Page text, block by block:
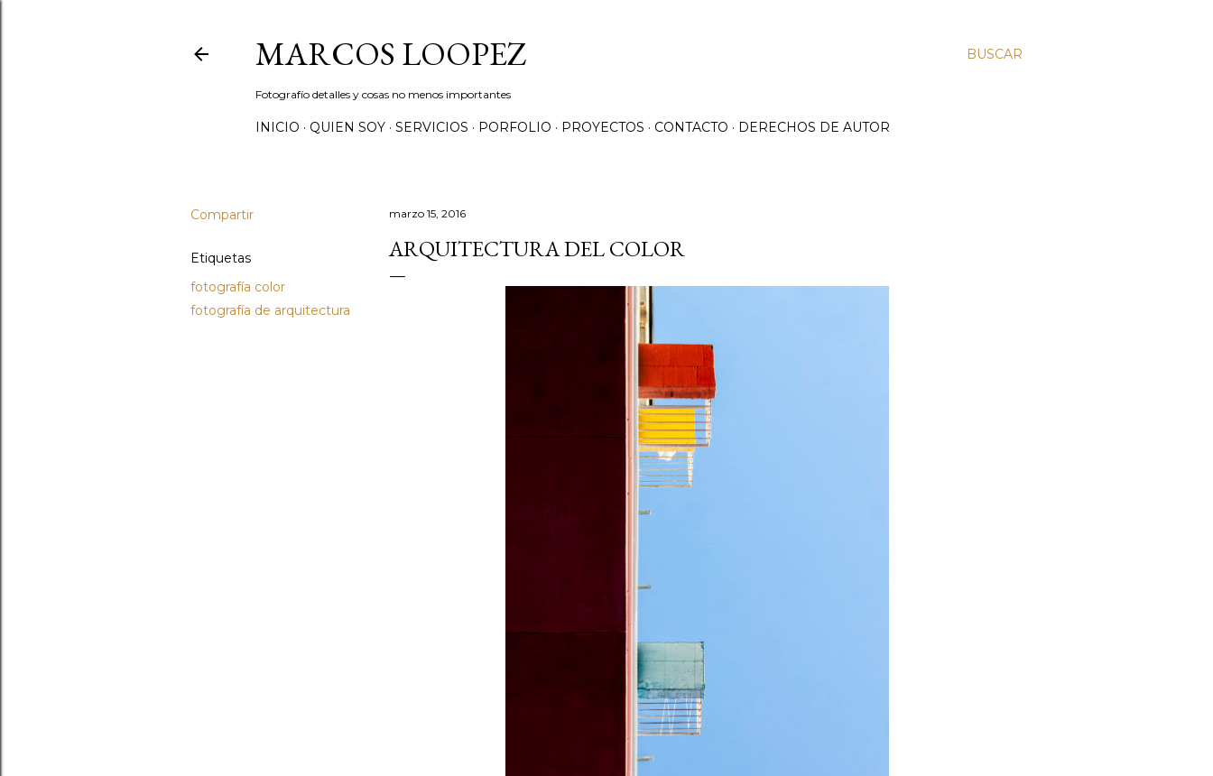
BUSCAR
MARCOS LOOPEZ
Fotografío detalles y cosas no menos importantes
INICIO QUIEN SOY SERVICIOS PORFOLIO PROYECTOS CONTACTO DERECHOS DE AUTOR
Compartir
Etiquetas
fotografía color
fotografía de arquitectura
marzo 15, 2016
ARQUITECTURA DEL COLOR